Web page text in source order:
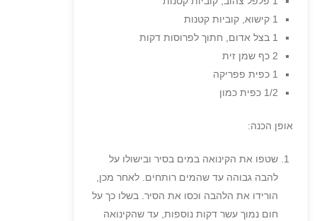
1 קישוא, קוביות קטנות
1 בצל אדום, חתוך לפרוסות דקות
2 כף שמן זית
1 כפית פפריקה
1/2 כפית כמון
אופן הכנה:
שטפו את הקינואה במים בסיר ובישולו על
להבה גבוהה עד שהמים רותחים. לאחר מכן,
הורידו את הלהבה וכסו את הסיר. בשלו כך על
חום נמוך עשר דקות נוספות, עד שהקינואה